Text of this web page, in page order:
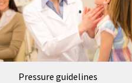
Pressure guidelines